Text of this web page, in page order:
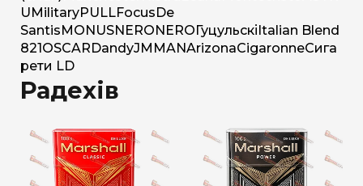
U MilitaryPULLFocus De
Santis MONUSNERO NERO Гуцульскі Italian Blend
821 OSCAR DandyJM MANArizonaCigaronneСига
рети LD
Радехів